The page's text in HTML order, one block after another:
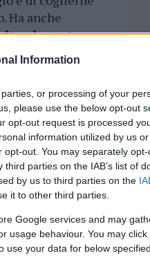
Information
or processing of your
please use the below opt-out
opt-out request is processed
information utilized by us
out. You may separately
parties on the IAB’s list of
by us to third parties on the
it to other third parties.
Google services and may
usage behaviour. You may
use your data for below
Ha anche
elegante
Ballando al
e prepararsi
Tommaso Di
nella scuola
risultati dei propri
posto al
– primo posto
posto al
con la
posto nel Latino